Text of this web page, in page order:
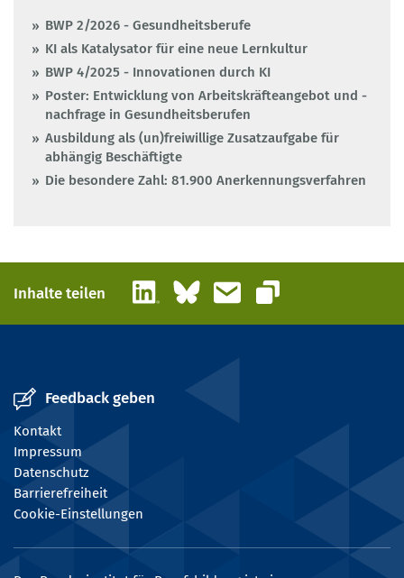
BWP 2/2026 - Gesundheitsberufe
KI als Katalysator für eine neue Lernkultur
BWP 4/2025 - Innovationen durch KI
Poster: Entwicklung von Arbeitskräfteangebot und -
nachfrage in Gesundheitsberufen
Ausbildung als (un)freiwillige Zusatzaufgabe für
abhängig Beschäftigte
Die besondere Zahl: 81.900 Anerkennungsverfahren
Inhalte teilen LinkedInBlueskyE-Mail
Link kopieren
Feedback geben
Kontakt
Impressum
Datenschutz
Barrierefreiheit
Cookie-Einstellungen